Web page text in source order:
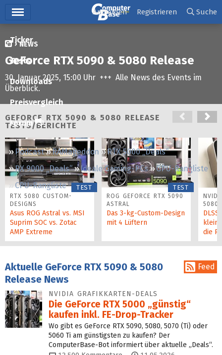
Ticker
Tests
Downloads
Preisvergleich
Forum
Podcast RAMageddon
RTX 5000 „Deals“
RX 9000 „Deals“
Ideale Gaming-PCs
GPU-Rangliste
CPU-Rangliste
Anmelden Registrieren Suche
NEWS
GeForce RTX 5090 & 5080 Release
30. Januar 2025, 15:00 Uhr +++ Alle News des Events im
Überblick.
GEFORCE RTX 5090 & 5080 RELEASE
TESTS/BERICHTE
TEST
RTX 5080 CUSTOM-
DESIGNS
Asus ROG Astral vs. MSI
Suprim SOC vs. Zotac
AMP Extreme
TEST
ROG GEFORCE RTX 5090
ASTRAL
Das 3-kg-Custom-Design
mit 4 Lüftern
5080
die
Aktuelle GeForce RTX 5090 & 5080
Release News
Feed
NVIDIA GRAFIKKARTEN-DEALS
Die GeForce RTX 5000 „günstig“
kaufen inkl. FE-Drop-Tracker
Wo gibt es GeForce RTX 5090, 5080, 5070 (Ti) oder
5060 Ti am günstigsten zu kaufen? Der
ComputerBase-Bot informiert über aktuelle „Deals“.